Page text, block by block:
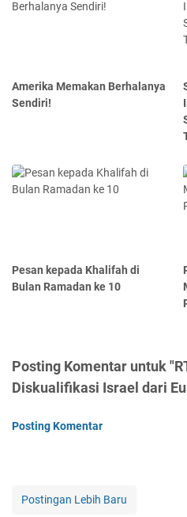
Amerika Memakan Berhalanya
Sendiri!
Pesan kepada Khalifah di
Bulan Ramadan ke 10
Posting Komentar untuk
Diskualifikasi Israel dari
Posting Komentar
Postingan Lebih Baru